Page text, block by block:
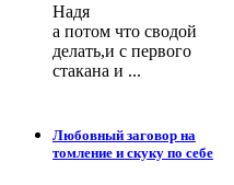
Надя
а потом что сводой
делать,и с первого
стакана и ...
Любовный заговор на
томление и скуку по себе